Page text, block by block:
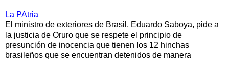
La PAtria
El ministro de exteriores de Brasil, Eduardo Saboya, pide a
la justicia de Oruro que se respete el principio de
presunción de inocencia que tienen los 12 hinchas
brasileños que se encuentran detenidos de manera